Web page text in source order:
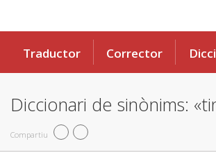
Traductor Corrector
Diccionari de sinònims:
Compartiu